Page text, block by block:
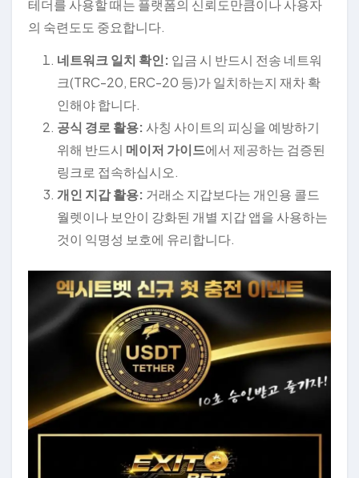
테더를 사용할 때는 플랫폼의 신뢰도만큼이나 사용자
의 숙련도도 중요합니다.
네트워크 일치 확인: 입금 시 반드시 전송 네트워
크(TRC-20, ERC-20 등)가 일치하는지 재차 확
인해야 합니다.
공식 경로 활용: 사칭 사이트의 피싱을 예방하기
위해 반드시 메이저 가이드에서 제공하는 검증된
링크로 접속하십시오.
개인 지갑 활용: 거래소 지갑보다는 개인용 콜드
월렛이나 보안이 강화된 개별 지갑 앱을 사용하는
것이 익명성 보호에 유리합니다.